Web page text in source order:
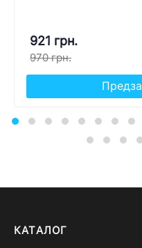
921 грн.
970 грн.
КАТАЛОГ